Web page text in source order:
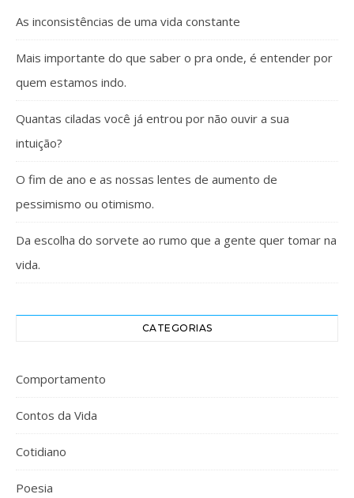
As inconsistências de uma vida constante
Mais importante do que saber o pra onde, é entender por
quem estamos indo.
Quantas ciladas você já entrou por não ouvir a sua
intuição?
O fim de ano e as nossas lentes de aumento de
pessimismo ou otimismo.
Da escolha do sorvete ao rumo que a gente quer tomar na
vida.
CATEGORIAS
Comportamento
Contos da Vida
Cotidiano
Poesia